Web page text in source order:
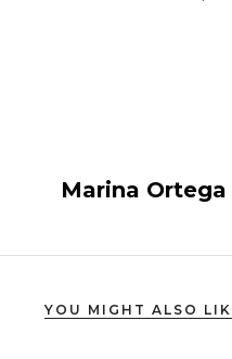
Marina Ortega
YOU MIGHT ALSO